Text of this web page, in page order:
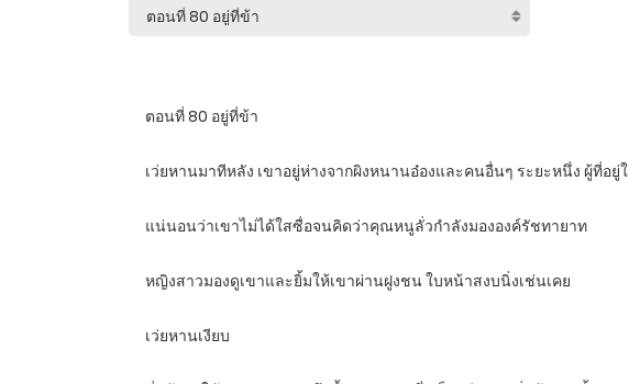
ตอนที่ 80 อยู่ที่ข้า
เว่ยหานมาทีหลัง เขาอยู่ห่างจากผิงหนานอ๋องและคนอื่นๆ ระยะหนึ่ง ผู้ที่อ
แน่นอนว่าเขาไม่ได้ใสซื่อจนคิดว่าคุณหนูลั่วกำลังมององค์รัชทายาท
หญิงสาวมองดูเขาและยิ้มให้เขาผ่านฝูงชน ใบหน้าสงบนิ่งเช่นเคย
เว่ยหานเงียบ